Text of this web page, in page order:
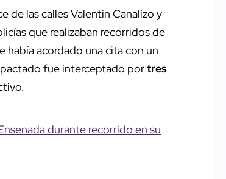
de las calles Valentín Canalizo y
que realizaban recorridos de
había acordado una cita con un
fue interceptado portres
durante recorrido en su